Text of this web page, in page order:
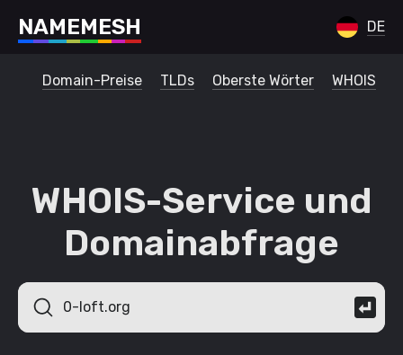
NAMEMESH DE
Domain-Preise TLDs Oberste Wörter WHOIS
WHOIS-Service und
Domainabfrage